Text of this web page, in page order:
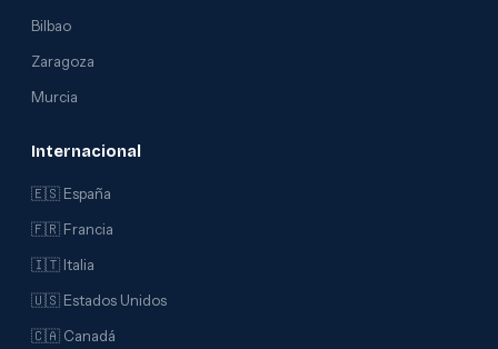
Bilbao
Zaragoza
Murcia
Internacional
🇪🇸 España
🇫🇷 Francia
🇮🇹 Italia
🇺🇸 Estados Unidos
🇨🇦 Canadá